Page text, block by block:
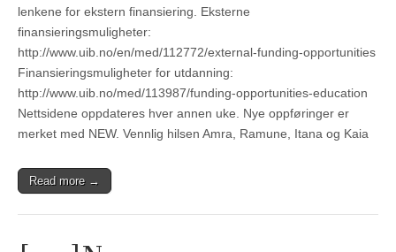
lenkene for ekstern finansiering. Eksterne
finansieringsmuligheter:
http://www.uib.no/en/med/112772/external-funding-opportunities
Finansieringsmuligheter for utdanning:
http://www.uib.no/med/113987/funding-opportunities-education
Nettsidene oppdateres hver annen uke. Nye oppføringer er
merket med NEW. Vennlig hilsen Amra, Ramune, Itana og Kaia
Read more →